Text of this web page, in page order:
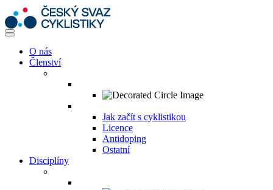
O nás
Členství
Jak začít s cyklistikou
Licence
Antidoping
Ostatní
Disciplíny